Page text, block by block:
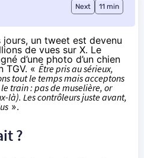
Next 11 min
jours, un tweet est devenu
de vues sur X. Le
d’une photo d’un chien
TGV. « Être pris au sérieux,
tout le temps mais acceptons
train : pas de muselière, or
là). Les contrôleurs juste avant,
».
?